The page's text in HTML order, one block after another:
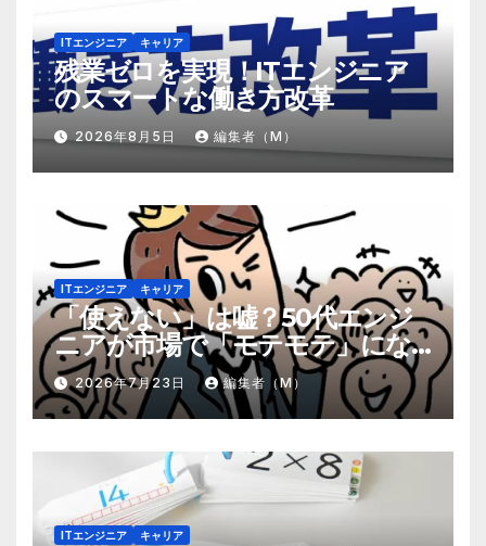
ITエンジニア キャリア
残業ゼロを実現！ITエンジニア
のスマートな働き方改革
2026年8月5日 編集者（M）
ITエンジニア キャリア
「使えない」は嘘？50代エンジ
ニアが市場で「モテモテ」にな
るための8個の強み
2026年7月23日 編集者（M）
ITエンジニア キャリア